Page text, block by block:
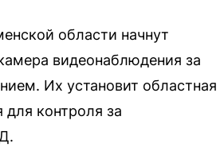
области начнут
видеонаблюдения за
Их установит областная
для контроля за